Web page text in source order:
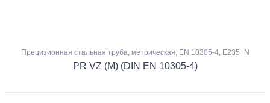
Прецизионная стальная труба, метрическая, EN 10305-4, E235+N
PR VZ (M) (DIN EN 10305-4)